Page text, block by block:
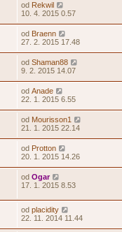
od Rekwil
10. 4. 2015 0.57
od Braenn
27. 2. 2015 17.48
od Shaman88
9. 2. 2015 14.07
od Anade
22. 1. 2015 6.55
od Mourisson1
21. 1. 2015 22.14
od Protton
20. 1. 2015 14.26
od Ogar
17. 1. 2015 8.53
od placidity
22. 11. 2014 11.44